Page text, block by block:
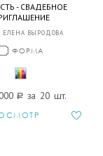
- СВАДЕБНОЕ
ЕЛЕНА ВЫРОДОВА
ФОРМА
aза 20 шт.